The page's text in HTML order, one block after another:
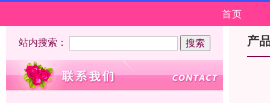
首页
站内搜索： 产